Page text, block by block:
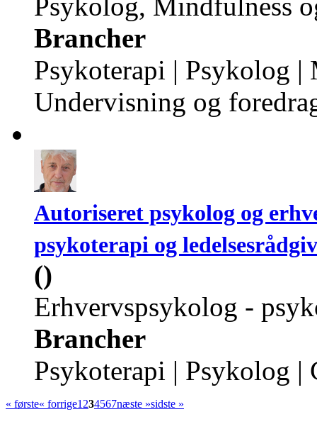
Brancher
Psykoterapi | Psykolog
Undervisning og
Autoriseret psykolog og
psykoterapi og
()
Erhvervspsykolog -
Brancher
Psykoterapi | Psykolog |
« første« forrige1 234567næste »sidste »